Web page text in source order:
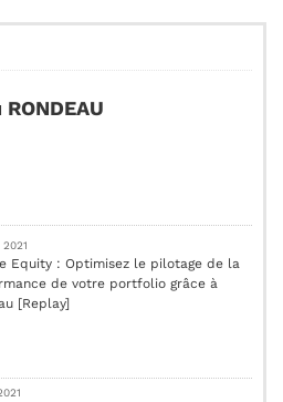
Equity : Optimisez le pilotage de la
de votre portfolio grâce à
[Replay]